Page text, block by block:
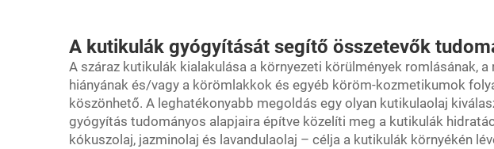
A kutikulák gyógyítását segítő összetevők
A száraz kutikulák kialakulása a környezeti körülmények romlásának,
hiányának és/vagy a körömlakkok és egyéb köröm-kozmetikumok
köszönhető. A leghatékonyabb megoldás egy olyan kutikulaolaj
gyógyítás tudományos alapjaira építve közelíti meg a kutikulák
kókuszolaj, jazminolaj és lavandulaolaj – célja a kutikulák környékén